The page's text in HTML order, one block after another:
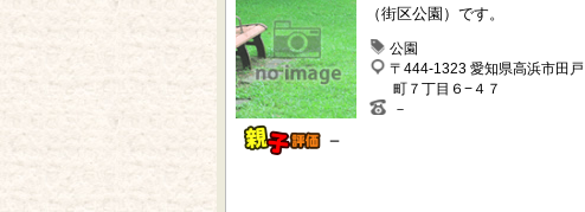
－
（街区公園）です。
公園
〒444-1323 愛知県高浜市田戸
町７丁目６−４７
－